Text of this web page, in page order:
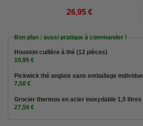
26,95 €
Bon plan : aussi pratique à commander !
Houston cuillère à thé (12 pièces)
10,95 €
Pickwick thé anglais sans emballage
7,50 €
Grocier thermos en acier inoxydable 1,5 litres
27,50 €